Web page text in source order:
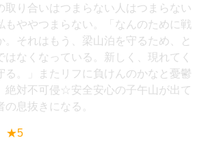
取り合いはつまらない人はつまらない
もややつまらない。「なんのために戦
。それはもう、梁山泊を守るため、と
はなくなっている。新しく、現れてく
る。」またリフに負けんのかなと憂鬱
絶対不可侵☆安全安心の子午山が出て
の息抜きになる。
★5